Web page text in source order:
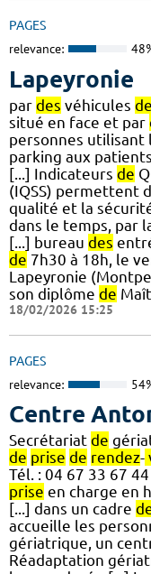
PAGES
relevance:
Lapeyronie
par des véhicules de
situé en face et par
personnes utilisant
parking aux patients
[...] Indicateurs de
(IQSS) permettent
qualité et la
dans le temps, par
[...] bureau des
de 7h30 à 18h, le
Lapeyronie
son diplôme de
18/02/2026 15:25
PAGES
relevance:
Centre
Secrétariat de
de prise de rendez-
Tél. : 04 67 33 67
prise en charge en
[...] dans un cadre
accueille les
gériatrique, un
Réadaptation